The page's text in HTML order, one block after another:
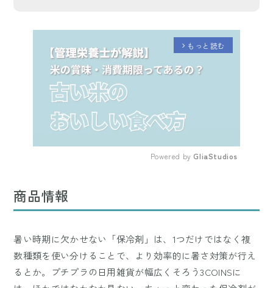
arrow_forward_ios もっと読む
Powered by GliaStudios
商品情報
暑い時期に欠かせない「保冷剤」は、1つだけではなく複
数種類を使い分けることで、より効率的に暑さ対策が行え
るとか。プチプラの日用雑貨が幅広くそろう3COINSに